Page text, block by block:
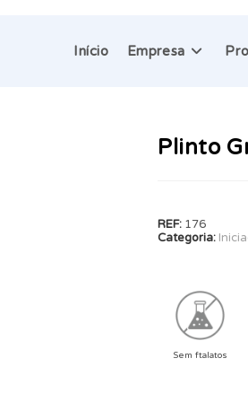
Início Empresa
Plinto
REF: 176
Categoria:
Sem ftalatos